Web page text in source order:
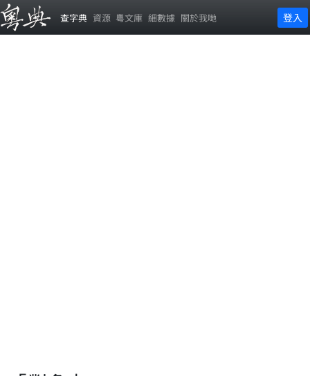
查字典 資源 粵文庫 細數據 關於我哋 登入